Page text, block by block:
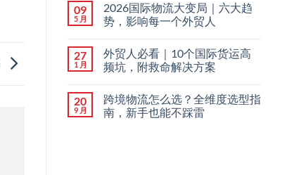
09
5 月
2026国际物流大变局｜六大趋
势，影响每一个外贸人
27
1 月
外贸人必看｜10个国际货运高
频坑，附救命解决方案
20
9 月
跨境物流怎么选？全维度选型指
南，新手也能不踩雷